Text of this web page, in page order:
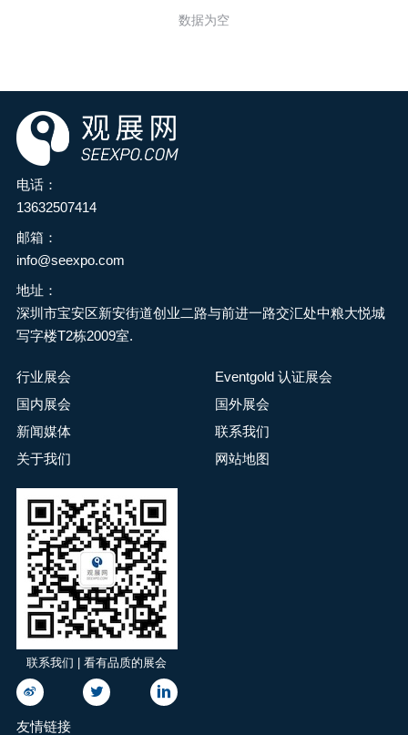
数据为空
电话：
13632507414
邮箱：
info@seexpo.com
地址：
深圳市宝安区新安街道创业二路与前进一路交汇处中粮大悦城
写字楼T2栋2009室.
行业展会
Eventgold 认证展会
国内展会
国外展会
新闻媒体
联系我们
关于我们
网站地图
联系我们 | 看有品质的展会
友情链接